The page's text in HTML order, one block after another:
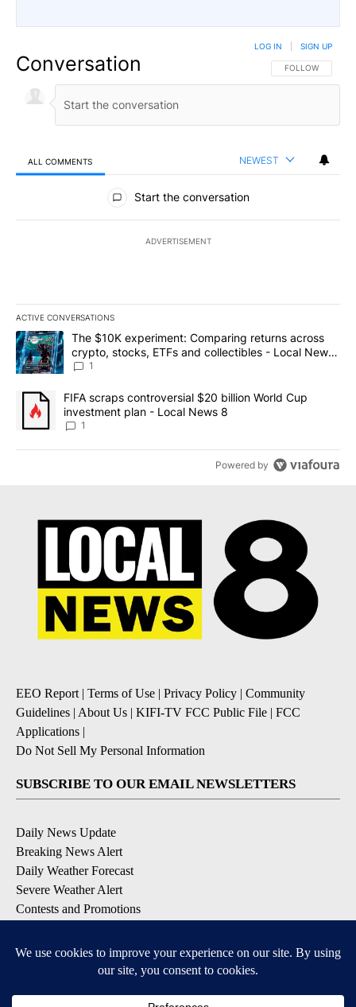
Conversation FOLLOW THIS
FOLLOW
LOG IN SIGN UP
ALL COMMENTS NEWEST
All Comments
Start the conversation
ADVERTISEMENT
ACTIVE CONVERSATIONS
The following is a list of the most commented articles in the last
A trending article titled "The $10K experiment: Comparing
The $10K experiment: Comparing returns across
crypto, stocks, ETFs and collectibles - Local News
8
1
A trending article titled "FIFA scraps controversial $20 billion
FIFA scraps controversial $20 billion World Cup
investment plan - Local News 8
1
Powered by
EEO Report| Terms of Use | Privacy Policy | Community
Guidelines | About Us | KIFI-TV FCC Public File | FCC
Applications |
Do Not Sell My Personal Information
SUBSCRIBE TO OUR EMAIL NEWSLETTERS
Daily News Update
Breaking News Alert
Daily Weather Forecast
Severe Weather Alert
Contests and Promotions